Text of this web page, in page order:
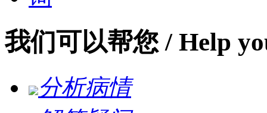
我们可以帮您 / Help
分析病情